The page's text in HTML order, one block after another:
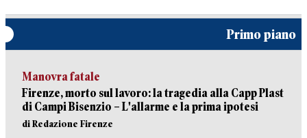
Primo piano
Manovra fatale
Firenze, morto sul lavoro: la tragedia alla Capp Plast
di Campi Bisenzio – L'allarme e la prima ipotesi
di Redazione Firenze